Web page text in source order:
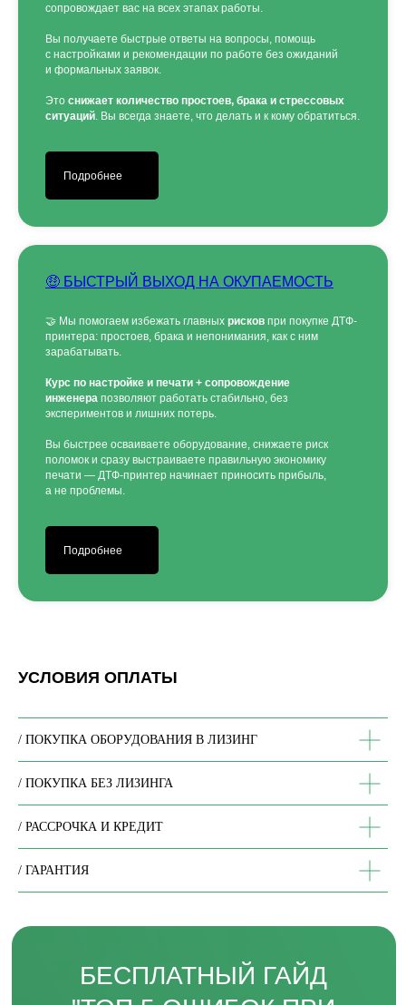
сопровождает вас на всех этапах работы.
Вы получаете быстрые ответы на вопросы, помощь
с настройками и рекомендации по работе без ожиданий
и формальных заявок.
Это снижает количество простоев, брака и стрессовых
ситуаций. Вы всегда знаете, что делать и к кому обратиться.
Подробнее
🤑 БЫСТРЫЙ ВЫХОД НА ОКУПАЕМОСТЬ
🤝 Мы помогаем избежать главных рисков при покупке ДТФ-
принтера: простоев, брака и непонимания, как с ним
зарабатывать.
Курс по настройке и печати + сопровождение
инженера позволяют работать стабильно, без
экспериментов и лишних потерь.
Вы быстрее осваиваете оборудование, снижаете риск
поломок и сразу выстраиваете правильную экономику
печати — ДТФ-принтер начинает приносить прибыль,
а не проблемы.
Подробнее
УСЛОВИЯ ОПЛАТЫ
/ ПОКУПКА ОБОРУДОВАНИЯ В ЛИЗИНГ
/ ПОКУПКА БЕЗ ЛИЗИНГА
/ РАССРОЧКА И КРЕДИТ
/ ГАРАНТИЯ
Заполняя форму, вы даете согласие на
конфиденциальности
Отправить
ЗАКАЗАТЬ ЗВОНОК